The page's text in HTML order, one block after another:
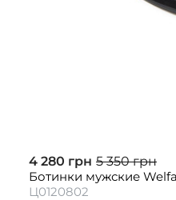
4 280 грн 5 350 грн
Ботинки мужские
Ц0120802